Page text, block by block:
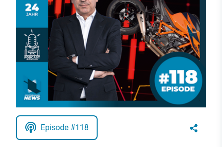
Episode #118